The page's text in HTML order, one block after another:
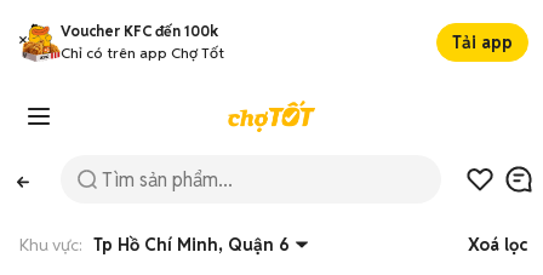
Voucher KFC đến 100k
Chỉ có trên app Chợ Tốt
Tải app
Khu vực: Tp Hồ Chí Minh, Quận 6 Xoá lọc